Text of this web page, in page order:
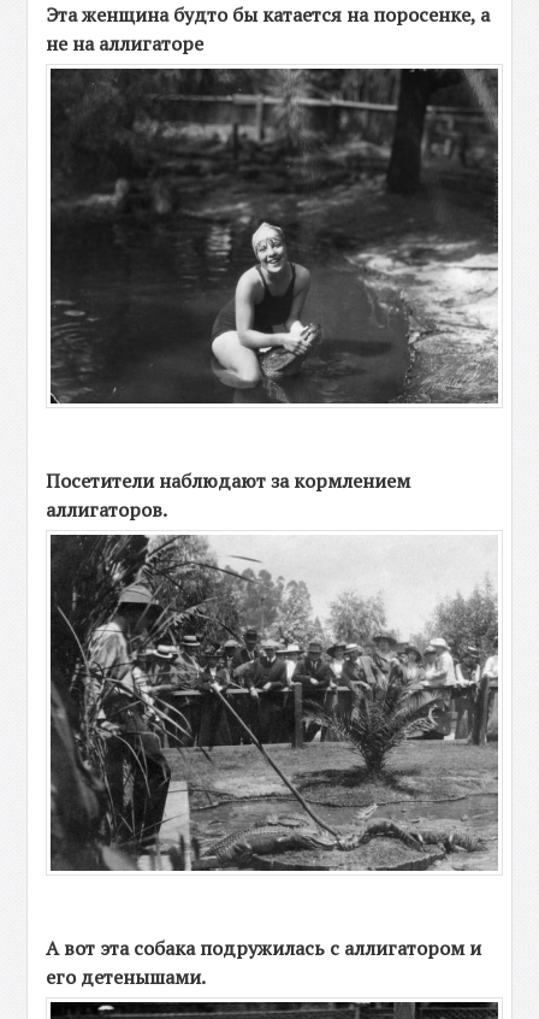
Эта женщина будто бы катается на поросенке, а
не на аллигаторе
Посетители наблюдают за кормлением
аллигаторов.
А вот эта собака подружилась с аллигатором и
его детенышами.